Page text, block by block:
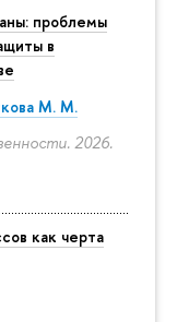
проблемы
в
М. М.
2026.
как черта